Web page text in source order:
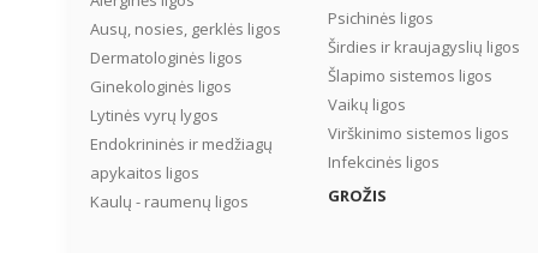
Ausų, nosies, gerklės ligos
Dermatologinės ligos
Ginekologinės ligos
Lytinės vyrų lygos
Endokrininės ir medžiagų
apykaitos ligos
Kaulų - raumenų ligos
Psichinės ligos
Širdies ir kraujagyslių ligos
Šlapimo sistemos ligos
Vaikų ligos
Virškinimo sistemos ligos
Infekcinės ligos
GROŽIS